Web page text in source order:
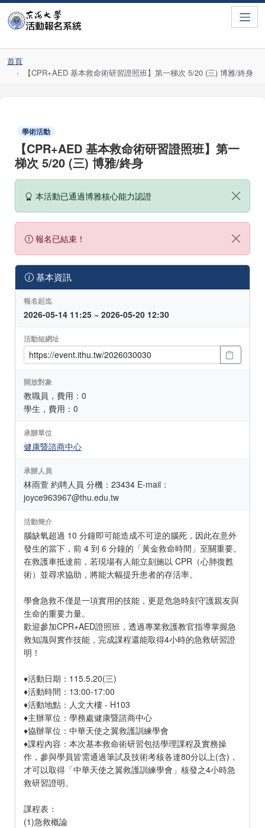
首頁
【CPR+AED 基本救命術研習證照班】第一梯次 5/20 (三) 博雅/終身
學術活動
【CPR+AED 基本救命術研習證照班】第一
梯次 5/20 (三) 博雅/終身
本活動已通過博雅核心能力認證
報名已結束！
基本資訊
報名起迄
2026-05-14 11:25 ~ 2026-05-20 12:30
活動短網址
開放對象
教職員，費用：0
學生，費用：0
承辦單位
健康暨諮商中心
承辦人員
林雨萱 約聘人員 分機：23434 E-mail：
joyce963967@thu.edu.tw
活動簡介
腦缺氧超過 10 分鐘即可能造成不可逆的腦死，因此在意外
發生的當下，前 4 到 6 分鐘的「黃金救命時間」至關重要。
在救護車抵達前，若現場有人能立刻施以 CPR（心肺復甦
術）並尋求協助，將能大幅提升患者的存活率。
學會急救不僅是一項實用的技能，更是危急時刻守護親友與
生命的重要力量。
歡迎參加CPR+AED證照班，透過專業救護教官指導掌握急
救知識與實作技能，完成課程還能取得4小時的急救研習證
明！
♦活動日期：115.5.20(三)
♦活動時間：13:00-17:00
♦活動地點：人文大樓 - H103
♦主辦單位：學務處健康暨諮商中心
♦協辦單位：中華天使之翼救護訓練學會
♦課程內容：本次基本救命術研習包括學理課程及實務操
作，參與學員皆需通過筆試及技術考核各達80分以上(含)，
才可以取得「中華天使之翼救護訓練學會」核發之4小時急
救研習證明。
課程表：
(1)急救概論